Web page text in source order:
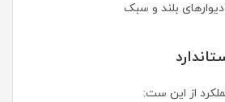
بلند و سبک
از این ست: